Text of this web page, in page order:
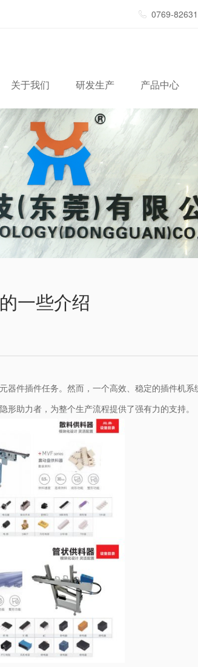
0769-
关于我们 研发生产 产品中心
一些介绍
器件插件任务。然而，一个高效、稳定的插件机
助力者，为整个生产流程提供了强有力的支持。